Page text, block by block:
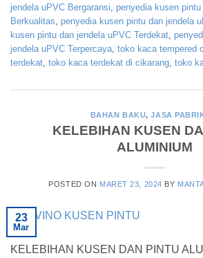
jendela uPVC Bergaransi, penyedia kusen
Berkualitas, penyedia kusen pintu dan jendela
kusen pintu dan jendela uPVC Terdekat,
jendela uPVC Terpercaya, toko kaca tempered
terdekat, toko kaca terdekat di cikarang, toko
BAHAN BAKU,JASA
KELEBIHAN KUSEN
ALUMINIUM
POSTED ON MARET 23, 2024 BY
23
Mar
KELEBIHAN KUSEN DAN PINTU